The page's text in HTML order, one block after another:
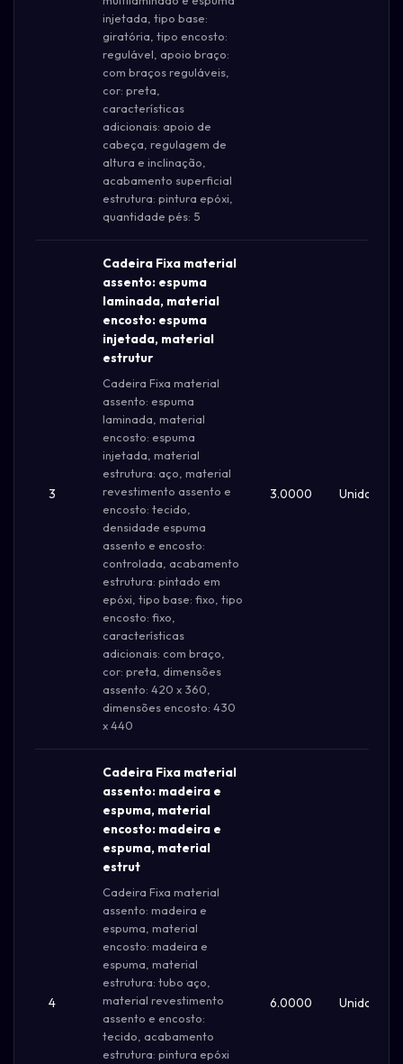
injetada, tipo base:
giratória, tipo encosto:
regulável, apoio braço:
com braços reguláveis,
cor: preta,
características
adicionais: apoio de
cabeça, regulagem de
altura e inclinação,
acabamento superficial
estrutura: pintura epóxi,
quantidade pés: 5
3
Cadeira Fixa material
assento: espuma
laminada, material
encosto: espuma
injetada, material
estrutur
Cadeira Fixa material
assento: espuma
laminada, material
encosto: espuma
injetada, material
estrutura: aço, material
revestimento assento e
encosto: tecido,
densidade espuma
assento e encosto:
controlada, acabamento
estrutura: pintado em
epóxi, tipo base: fixo, tipo
encosto: fixo,
características
adicionais: com braço,
cor: preta, dimensões
assento: 420 x 360,
dimensões encosto: 430
x 440
3.0000 Unidade
4
Cadeira Fixa material
assento: madeira e
espuma, material
encosto: madeira e
espuma, material
estrut
Cadeira Fixa material
assento: madeira e
espuma, material
encosto: madeira e
espuma, material
estrutura: tubo aço,
material revestimento
assento e encosto:
tecido, acabamento
estrutura: pintura epóxi
6.0000 Unidade